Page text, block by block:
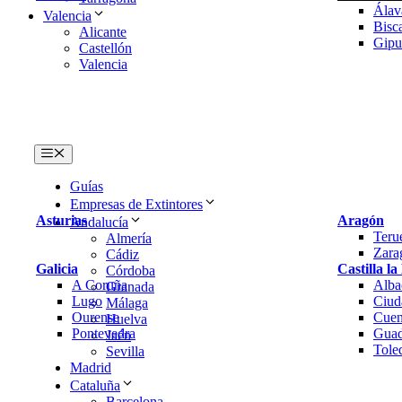
Valencia
Alicante
Castellón
Valencia
Menú
Guías
Empresas de Extintores
Asturias
Aragón
Galicia
A Coruña
Lugo
Ourense
Pontevedra
Castilla la
Andalucía
Almería
Cádiz
Córdoba
Granada
Málaga
Huelva
Jaén
Sevilla
Madrid
Cataluña